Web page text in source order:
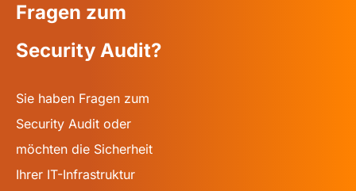
Fragen zum
Security Audit?
Sie haben Fragen zum
Security Audit oder
möchten die Sicherheit
Ihrer IT-Infrastruktur